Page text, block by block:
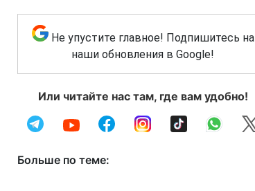
Не упустите главное! Подпишитесь на
наши обновления в Google!
Или читайте нас там, где вам удобно!
Больше по теме: